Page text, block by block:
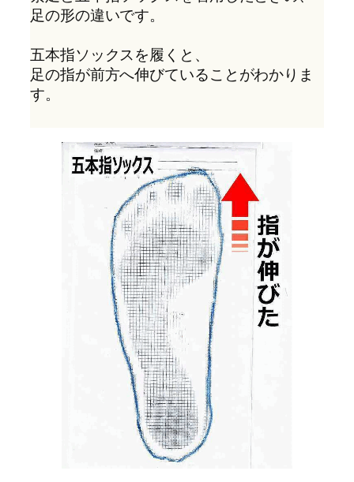
足の形の違いです。
五本指ソックスを履くと、
足の指が前方へ伸びていることがわかりま
す。